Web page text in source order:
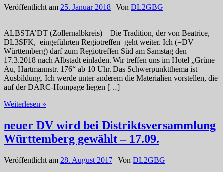
Veröffentlicht am 25. Januar 2018 | Von DL2GBG
ALBSTA’DT (Zollernalbkreis) – Die Tradition, der von Beatrice,
DL3SFK, eingeführten Regiotreffen geht weiter. Ich (=DV
Württemberg) darf zum Regiotreffen Süd am Samstag den
17.3.2018 nach Albstadt einladen. Wir treffen uns im Hotel „Grüne
Au, Hartmannstr. 176“ ab 10 Uhr. Das Schwerpunktthema ist
Ausbildung. Ich werde unter anderem die Materialien vorstellen, die
auf der DARC-Hompage liegen […]
Weiterlesen »
am
Samstag,
den
in
Albstadt
neuer DV wird bei Distriktsversammlung
Württemberg gewählt – 17.09.
Veröffentlicht am 28. August 2017 | Von DL2GBG